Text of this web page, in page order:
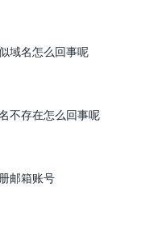
域名怎么回事呢
不存在怎么回事呢
邮箱账号